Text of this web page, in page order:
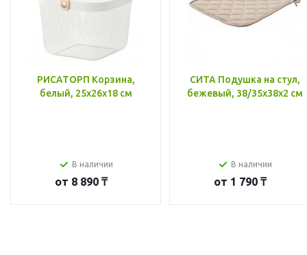
РИСАТОРП Корзина,
белый, 25x26x18 см
В наличии
от 8 890 ₸
СИТА Подушка на стул,
бежевый, 38/35x38x2 см
В наличии
от 1 790 ₸